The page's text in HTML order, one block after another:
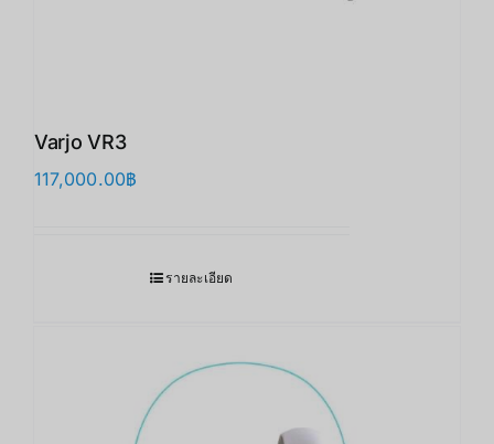
Varjo VR3
117,000.00฿
รายละเอียด